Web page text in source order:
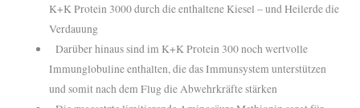
K+K Protein 3000 durch die enthaltene Kiesel – und Heilerde die
Verdauung
Darüber hinaus sind im K+K Protein 300 noch wertvolle
Immunglobuline enthalten, die das Immunsystem unterstützen
und somit nach dem Flug die Abwehrkräfte stärken